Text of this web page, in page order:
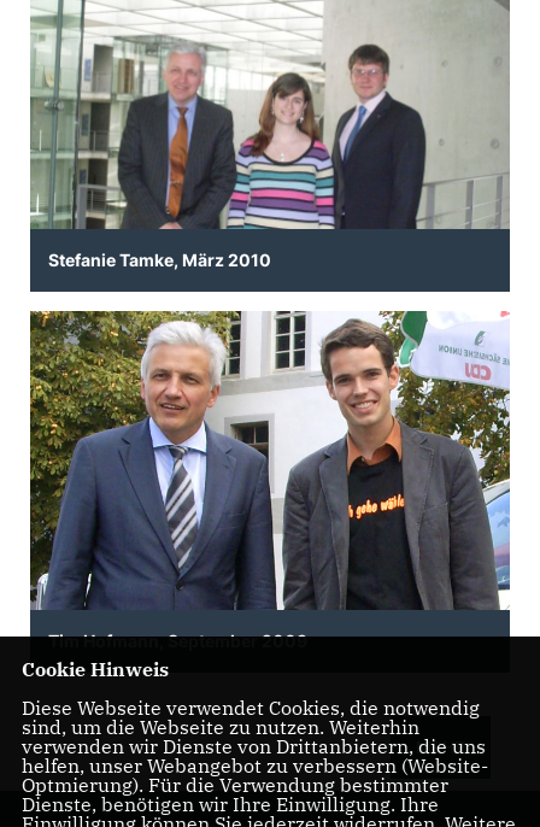
Stefanie Tamke, März 2010
Tim Hofmann, September 2009
MEHR
Cookie Hinweis
Diese Webseite verwendet Cookies, die notwendig
sind, um die Webseite zu nutzen. Weiterhin
verwenden wir Dienste von Drittanbietern, die uns
helfen, unser Webangebot zu verbessern (Website-
Optmierung). Für die Verwendung bestimmter
Dienste, benötigen wir Ihre Einwilligung. Ihre